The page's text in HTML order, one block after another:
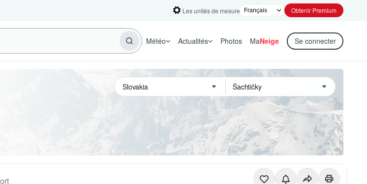
Les unités de mesure Obtenir Premium
Météo Actualités Photos MaNeige Se connecter